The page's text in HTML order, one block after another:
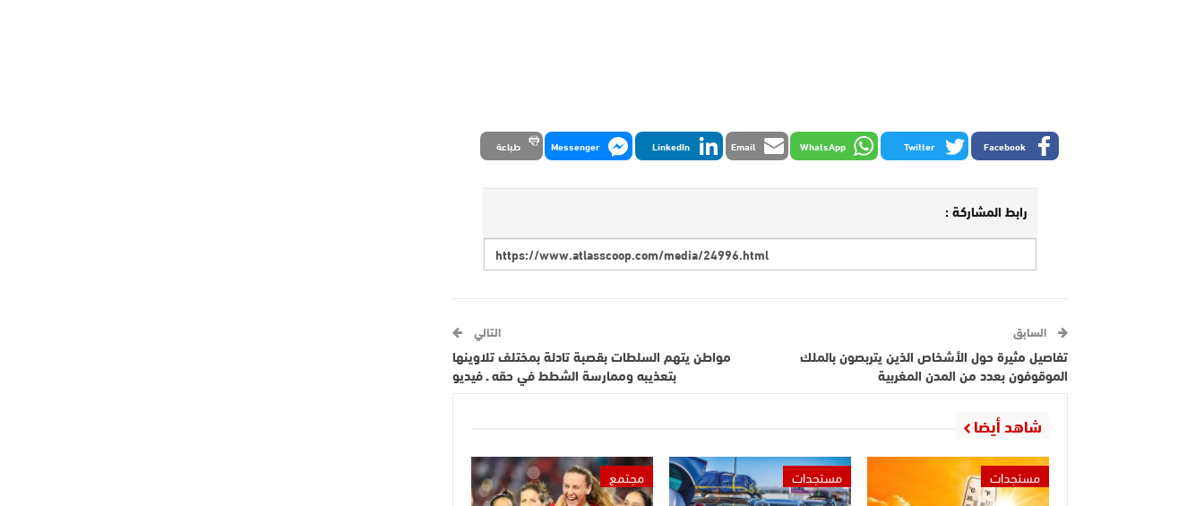
Facebook
Twitter
WhatsApp
Email
LinkedIn
Messenger طباعة
رابط المشاركة :
السابق
تفاصيل مثيرة حول الأشخاص الذين يتربصون بالملك
الموقوفون بعدد من المدن المغربية
التالي
مواطن يتهم السلطات بقصبة تادلة بمختلف تلاوينها
بتعذيبه وممارسة الشطط في حقه ـ فيديو
شاهد أيضا
مستجدات مستجدات مجتمع